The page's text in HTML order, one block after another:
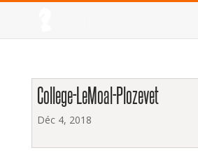
College-LeMoal-Plozevet
Déc 4, 2018